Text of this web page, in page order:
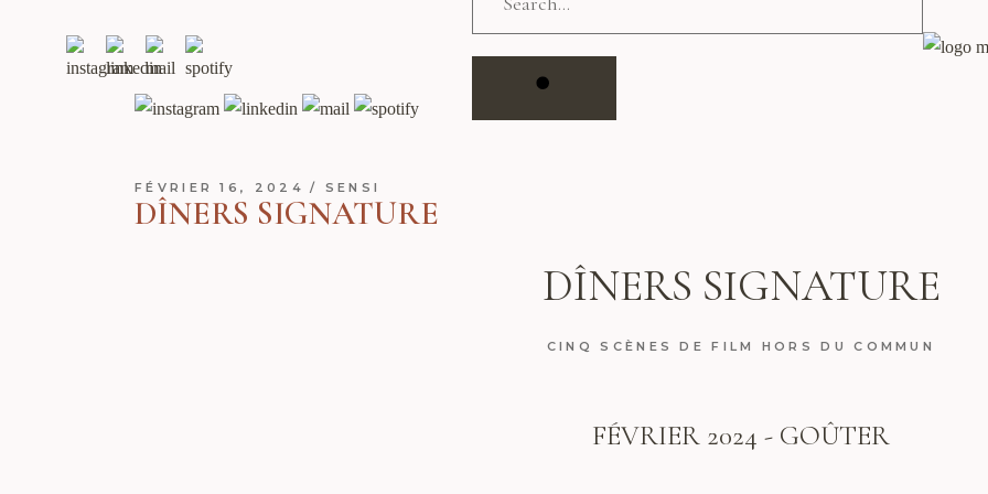
FÉVRIER 16, 2024 SENSI
DÎNERS SIGNATURE
DÎNERS SIGNATURE
CINQ SCÈNES DE FILM HORS DU COMMUN
FÉVRIER 2024 - GOÛTER